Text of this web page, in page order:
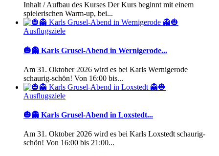
Inhalt / Aufbau des Kurses Der Kurs beginnt mit einem
spielerischen Warm-up, bei...
Ausflugsziele
🎃👻 Karls Grusel-Abend in Wernigerode...
Am 31. Oktober 2026 wird es bei Karls Wernigerode
schaurig-schön! Von 16:00 bis...
Ausflugsziele
🎃👻 Karls Grusel-Abend in Loxstedt...
Am 31. Oktober 2026 wird es bei Karls Loxstedt schaurig-
schön! Von 16:00 bis 21:00...